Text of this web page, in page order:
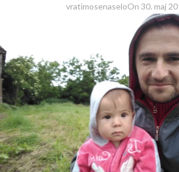
vratimosenaseloOn 30. maj